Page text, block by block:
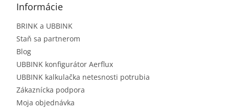
Informácie
BRINK a UBBINK
Staň sa partnerom
Blog
UBBINK konfigurátor Aerflux
UBBINK kalkulačka netesnosti potrubia
Zákaznícka podpora
Moja objednávka